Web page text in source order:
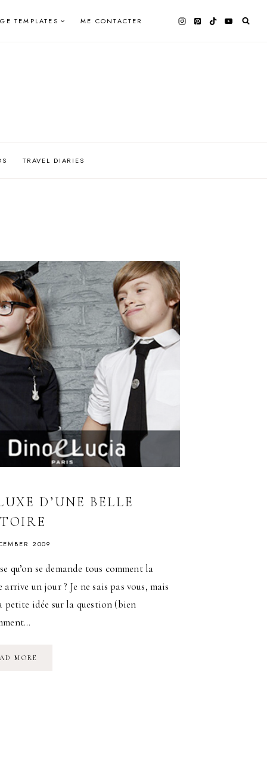
TEMPLATES ME CONTACTER
TRAVEL DIARIES
D’UNE BELLE
2009
qu’on se demande tous comment la
arrive un jour ? Je ne sais pas vous, mais
petite idée sur la question (bien
MORE